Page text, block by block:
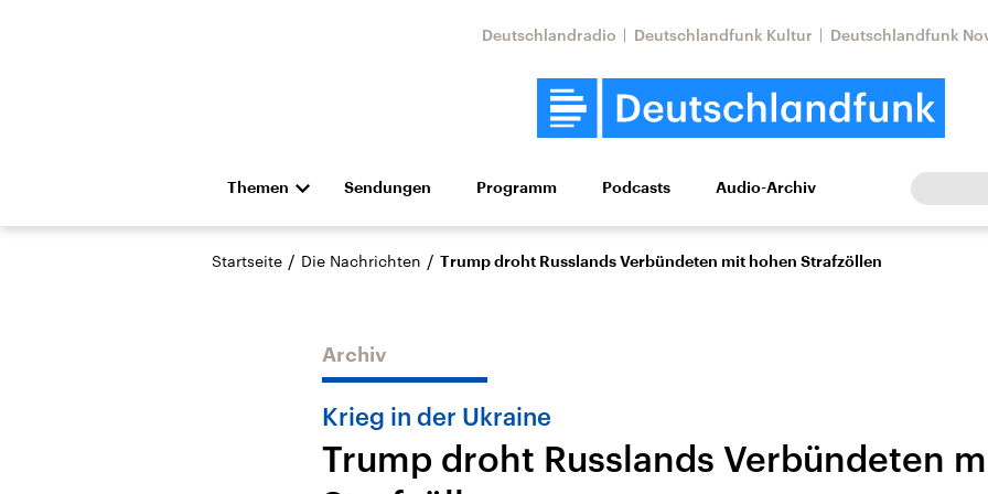
Deutschlandradio Deutschlandfunk Kultur Deutschlandfunk
Themen
Die Nachrichten Politik Wirtschaft Wissen Kultur Europa
Hörspiel und Feature Musik
Landtagswahl Sachsen-
USA
Nahostkonflikt
Iran
Sendungen Programm Podcasts Audio-Archiv
Startseite / Die Nachrichten / Trump droht Russlands Verbündeten mit hohen Strafzöllen
Archiv
Krieg in der Ukraine
Trump droht Russlands Verbündeten